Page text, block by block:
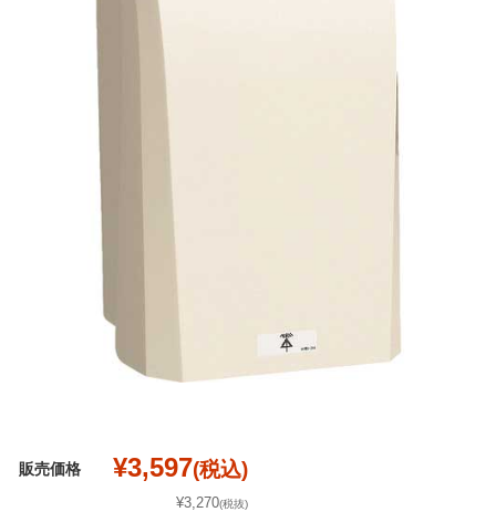
販売価格 ¥3,597(税込)
¥3,270(税抜)